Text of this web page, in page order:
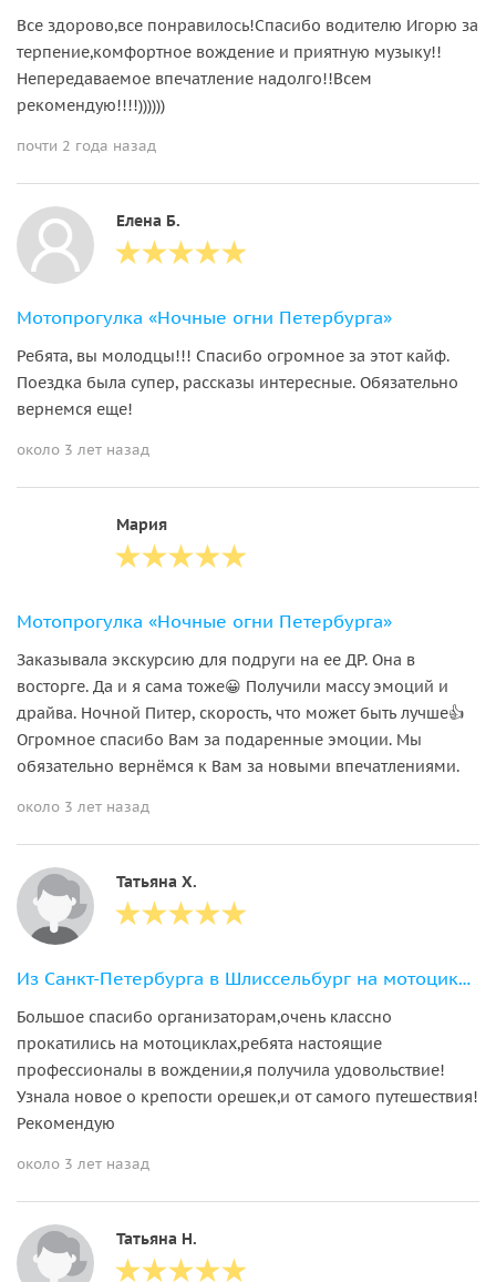
Все здорово,все понравилось!Спасибо водителю Игорю за
терпение,комфортное вождение и приятную музыку!!
Непередаваемое впечатление надолго!!Всем
рекомендую!!!!))))))
почти 2 года назад
Елена Б.
Мотопрогулка «Ночные огни Петербурга»
Ребята, вы молодцы!!! Спасибо огромное за этот кайф.
Поездка была супер, рассказы интересные. Обязательно
вернемся еще!
около 3 лет назад
Мария
Мотопрогулка «Ночные огни Петербурга»
Заказывала экскурсию для подруги на ее ДР. Она в
восторге. Да и я сама тоже😀 Получили массу эмоций и
драйва. Ночной Питер, скорость, что может быть лучше👍
Огромное спасибо Вам за подаренные эмоции. Мы
обязательно вернёмся к Вам за новыми впечатлениями.
около 3 лет назад
Татьяна Х.
Из Санкт-Петербурга в Шлиссельбург на мотоциклах. Крепость Орешек
Большое спасибо организаторам,очень классно
прокатились на мотоциклах,ребята настоящие
профессионалы в вождении,я получила удовольствие!
Узнала новое о крепости орешек,и от самого путешествия!
Рекомендую
около 3 лет назад
Татьяна Н.